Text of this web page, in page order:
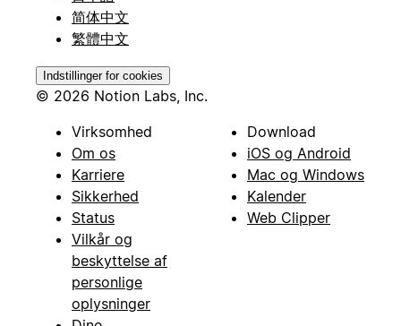
简体中文
繁體中文
Indstillinger for cookies
© 2026 Notion Labs, Inc.
Virksomhed
Om os
Karriere
Sikkerhed
Status
Vilkår og
beskyttelse af
personlige
oplysninger
Download
iOS og Android
Mac og Windows
Kalender
Web Clipper